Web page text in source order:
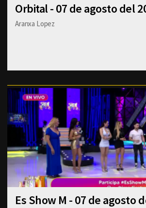
Orbital - 07 de agosto del
Aranxa Lopez
Es Show M - 07 de agosto